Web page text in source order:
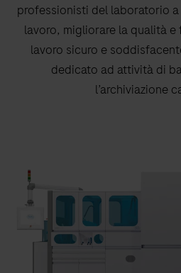
professionisti del laboratorio
lavoro, migliorare la qualità
lavoro sicuro e
dedicato ad attività di
l’archiviazione